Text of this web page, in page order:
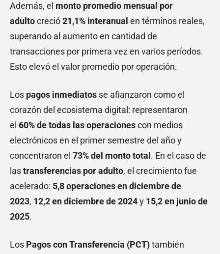
Además, el monto promedio mensual por
adultocreció21,1% interanual en términos reales,
superando al aumento en cantidad de
transacciones por primera vez en varios períodos.
Esto elevó el valor promedio por operación.
Los pagos inmediatos se afianzaron como el
corazón del ecosistema digital: representaron
el 60% de todas las operacionescon medios
electrónicos en el primer semestre del año y
concentraron el 73% del monto total . En el caso de
lastransferencias por adulto, el crecimiento fue
acelerado: 5,8 operaciones en diciembre de
2023, 12,2 en diciembre de 2024y 15,2 en junio de
2025.
Los Pagos con Transferencia (PCT)también